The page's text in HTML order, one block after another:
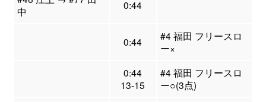
中
0:44
0:44
#4 福田 フリースロ
ー×
0:44
13-15
#4 福田 フリースロ
ー○(3点)